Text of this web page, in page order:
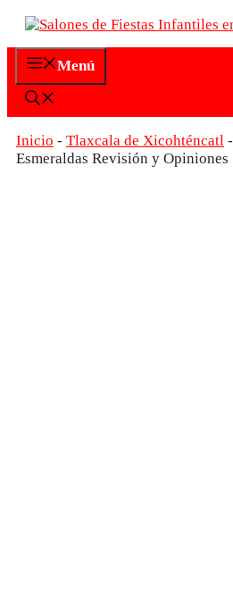
Saltar
contenido
Menú
Inicio - Tlaxcala de Xicohténcatl -
Esmeraldas Revisión y Opiniones